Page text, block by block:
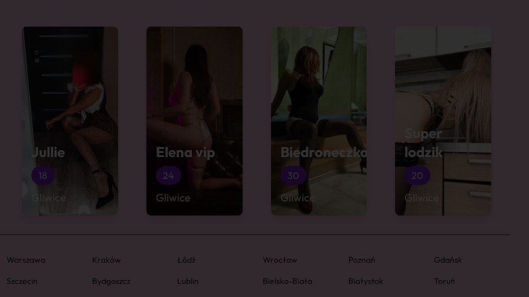
Jullie
18
Gliwice
Elena vip
24
Gliwice
Biedroneczka
30
Gliwice
Super
lodzik
20
Gliwice
Warszawa Kraków Łódź Wrocław Poznań
Gdańsk
Szczecin
Bydgoszcz Lublin Bielsko-Biała Białystok Toruń